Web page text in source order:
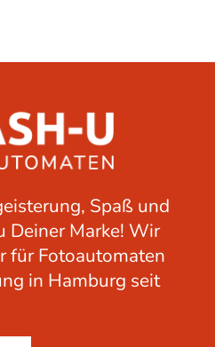
Spaß und
Deiner Marke! Wir
für Fotoautomaten
in Hamburg seit